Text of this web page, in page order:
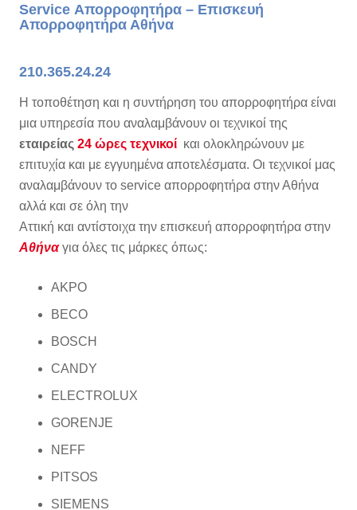
Service Απορροφητήρα – Επισκευή
Απορροφητήρα Αθήνα
210.365.24.24
Η τοποθέτηση και η συντήρηση του απορροφητήρα είναι
μια υπηρεσία που αναλαμβάνουν οι τεχνικοί της
εταιρείας 24 ώρες τεχνικοί και ολοκληρώνουν με
επιτυχία και με εγγυημένα αποτελέσματα. Οι τεχνικοί μας
αναλαμβάνουν το service απορροφητήρα στην Αθήνα
αλλά και σε όλη την
Αττική και αντίστοιχα την επισκευή απορροφητήρα στην
Αθήνα για όλες τις μάρκες όπως:
AKPO
BECO
BOSCH
CANDY
ELECTROLUX
GORENJE
NEFF
PITSOS
SIEMENS